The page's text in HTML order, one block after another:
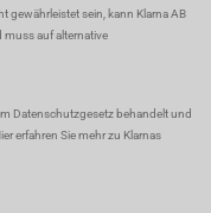
gewährleistet sein, kann Klarna AB
muss auf alternative
Datenschutzgesetz behandelt und
erfahren Sie mehr zu Klarnas